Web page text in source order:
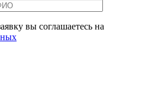
вы соглашаетесь на